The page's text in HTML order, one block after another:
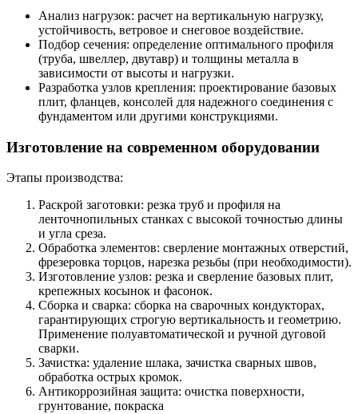
Анализ нагрузок: расчет на вертикальную нагрузку,
устойчивость, ветровое и снеговое воздействие.
Подбор сечения: определение оптимального профиля
(труба, швеллер, двутавр) и толщины металла в
зависимости от высоты и нагрузки.
Разработка узлов крепления: проектирование базовых
плит, фланцев, консолей для надежного соединения с
фундаментом или другими конструкциями.
Изготовление на современном оборудовании
Этапы производства:
Раскрой заготовки: резка труб и профиля на
ленточнопильных станках с высокой точностью длины
и угла среза.
Обработка элементов: сверление монтажных отверстий,
фрезеровка торцов, нарезка резьбы (при необходимости).
Изготовление узлов: резка и сверление базовых плит,
крепежных косынок и фасонок.
Сборка и сварка: сборка на сварочных кондукторах,
гарантирующих строгую вертикальность и геометрию.
Применение полуавтоматической и ручной дуговой
сварки.
Зачистка: удаление шлака, зачистка сварных швов,
обработка острых кромок.
Антикоррозийная защита: очистка поверхности,
грунтование, покраска